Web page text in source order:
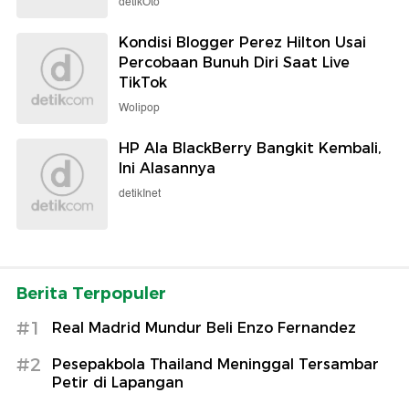
Kondisi Blogger Perez Hilton Usai
Percobaan Bunuh Diri Saat Live
TikTok
Wolipop
HP Ala BlackBerry Bangkit Kembali,
Ini Alasannya
detikInet
Berita Terpopuler
#1 Real Madrid Mundur Beli Enzo Fernandez
#2
Pesepakbola Thailand Meninggal Tersambar
Petir di Lapangan